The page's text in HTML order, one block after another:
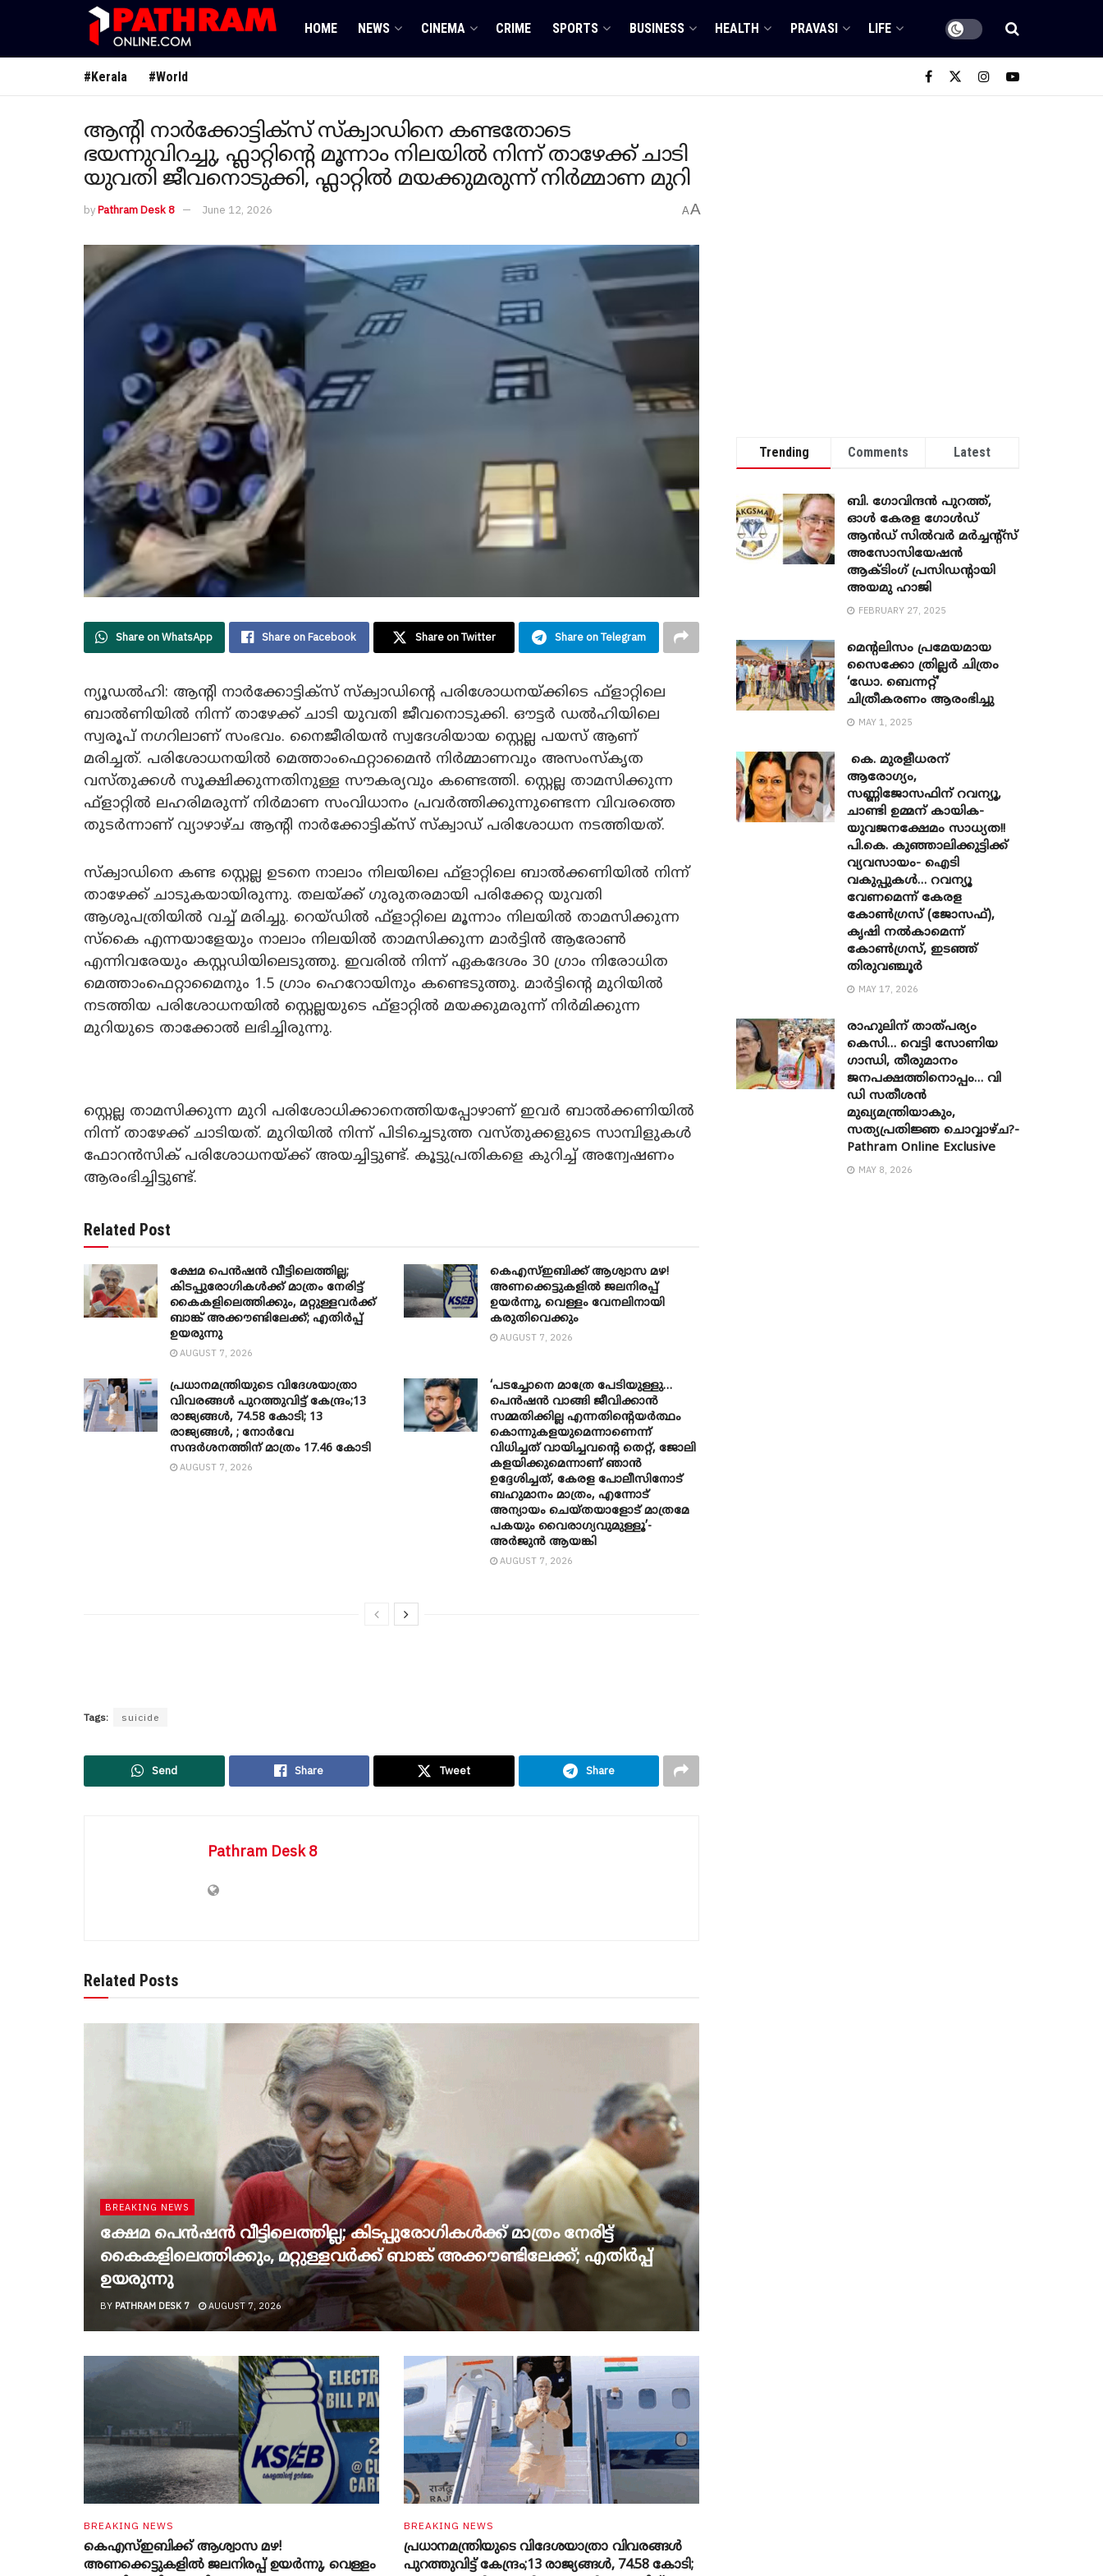
HOME NEWS CINEMA CRIME SPORTS BUSINESS HEALTH PRAVASI LIFE
#Kerala #World
ആന്റി നാര്‍ക്കോട്ടിക്സ് സ്‌ക്വാഡിനെ കണ്ടതോടെ
ഭയന്നുവിറച്ചു, ഫ്ലാറ്റിന്റെ മൂന്നാം നിലയില്‍ നിന്ന് താഴേക്ക് ചാടി
യുവതി ജീവനൊടുക്കി, ഫ്ലാറ്റില്‍ മയക്കുമരുന്ന് നിര്‍മ്മാണ മുറി
byPathram Desk 8 June 12, 2026 AA
Share on WhatsApp Share on Facebook Share on Twitter Share on Telegram
ന്യൂഡല്‍ഹി: ആന്റി നാര്‍ക്കോട്ടിക്സ് സ്‌ക്വാഡിന്റെ പരിശോധനയ്ക്കിടെ ഫ്ളാറ്റിലെ
ബാല്‍ണിയില്‍ നിന്ന് താഴേക്ക് ചാടി യുവതി ജീവനൊടുക്കി. ഔട്ടര്‍ ഡല്‍ഹിയിലെ
സ്വരൂപ് നഗറിലാണ് സംഭവം. നൈജീരിയന്‍ സ്വദേശിയായ സ്റ്റെല്ല പയസ് ആണ്
മരിച്ചത്. പരിശോധനയില്‍ മെത്താംഫെറ്റാമൈന്‍ നിര്‍മ്മാണവും അസംസ്‌കൃത
വസ്തുക്കള്‍ സൂക്ഷിക്കുന്നതിനുള്ള സൗകര്യവും കണ്ടെത്തി. സ്റ്റെല്ല താമസിക്കുന്ന
ഫ്ളാറ്റില്‍ ലഹരിമരുന്ന് നിര്‍മാണ സംവിധാനം പ്രവര്‍ത്തിക്കുന്നുണ്ടെന്ന വിവരത്തെ
തുടര്‍ന്നാണ് വ്യാഴാഴ്ച ആന്റി നാര്‍ക്കോട്ടിക്സ് സ്‌ക്വാഡ് പരിശോധന നടത്തിയത്.
സ്‌ക്വാഡിനെ കണ്ട സ്റ്റെല്ല ഉടനെ നാലാം നിലയിലെ ഫ്ളാറ്റിലെ ബാല്‍ക്കണിയില്‍ നിന്ന്
താഴേക്ക് ചാടുകയായിരുന്നു. തലയ്ക്ക് ഗുരുതരമായി പരിക്കേറ്റ യുവതി
ആശുപത്രിയില്‍ വച്ച് മരിച്ചു. റെയ്ഡില്‍ ഫ്ളാറ്റിലെ മൂന്നാം നിലയില്‍ താമസിക്കുന്ന
സ്‌കൈ എന്നയാളേയും നാലാം നിലയില്‍ താമസിക്കുന്ന മാര്‍ട്ടിന്‍ ആരോണ്‍
എന്നിവരേയും കസ്റ്റഡിയിലെടുത്തു. ഇവരില്‍ നിന്ന് ഏകദേശം 30 ഗ്രാം നിരോധിത
മെത്താംഫെറ്റാമൈനും 1.5 ഗ്രാം ഹെറോയിനും കണ്ടെടുത്തു. മാര്‍ട്ടിന്റെ മുറിയില്‍
നടത്തിയ പരിശോധനയില്‍ സ്റ്റെല്ലയുടെ ഫ്ളാറ്റില്‍ മയക്കുമരുന്ന് നിര്‍മിക്കുന്ന
മുറിയുടെ താക്കോല്‍ ലഭിച്ചിരുന്നു.
സ്റ്റെല്ല താമസിക്കുന്ന മുറി പരിശോധിക്കാനെത്തിയപ്പോഴാണ് ഇവര്‍ ബാല്‍ക്കണിയില്‍
നിന്ന് താഴേക്ക് ചാടിയത്. മുറിയില്‍ നിന്ന് പിടിച്ചെടുത്ത വസ്തുക്കളുടെ സാമ്പിളുകള്‍
ഫോറന്‍സിക് പരിശോധനയ്ക്ക് അയച്ചിട്ടുണ്ട്. കൂട്ടുപ്രതികളെ കുറിച്ച് അന്വേഷണം
ആരംഭിച്ചിട്ടുണ്ട്.
Related Post
ക്ഷേമ പെൻഷൻ വീട്ടിലെത്തില്ല;
കിടപ്പുരോഗികൾക്ക് മാത്രം നേരിട്ട്
കൈകളിലെത്തിക്കും, മറ്റുള്ളവർക്ക്
ബാങ്ക് അക്കൗണ്ടിലേക്ക്; എതിർപ്പ്
ഉയരുന്നു
AUGUST 7, 2026
കെഎസ്ഇബിക്ക് ആശ്വാസ മഴ!
അണക്കെട്ടുകളിൽ ജലനിരപ്പ്
ഉയർന്നു, വെള്ളം വേനലിനായി
കരുതിവെക്കും
AUGUST 7, 2026
പ്രധാനമന്ത്രിയുടെ വിദേശയാത്രാ
വിവരങ്ങൾ പുറത്തുവിട്ട് കേന്ദ്രം;13
രാജ്യങ്ങൾ, 74.58 കോടി; 13
രാജ്യങ്ങൾ, ; നോർവേ
സന്ദർശനത്തിന് മാത്രം 17.46 കോടി
AUGUST 7, 2026
‘പടച്ചോനെ മാത്രേ പേടിയുള്ളു…
പെൻഷൻ വാങ്ങി ജീവിക്കാൻ
സമ്മതിക്കില്ല എന്നതിന്റെയർത്ഥം
കൊന്നുകളയുമെന്നാണെന്ന്
വിധിച്ചത് വായിച്ചവന്റെ തെറ്റ്, ജോലി
കളയിക്കുമെന്നാണ് ഞാൻ
ഉദ്ദേശിച്ചത്, കേരള പോലീസിനോട്
ബഹുമാനം മാത്രം, എന്നോട്
അന്യായം ചെയ്തയാളോട് മാത്രമേ
പകയും വൈരാഗ്യവുമുള്ളൂ’-
അർജുൻ ആയങ്കി
AUGUST 7, 2026
Tags: suicide
Send Share Tweet Share
Pathram Desk 8
Related Posts
BREAKING NEWS
ക്ഷേമ പെൻഷൻ വീട്ടിലെത്തില്ല; കിടപ്പുരോഗികൾക്ക് മാത്രം നേരിട്ട്
കൈകളിലെത്തിക്കും, മറ്റുള്ളവർക്ക് ബാങ്ക് അക്കൗണ്ടിലേക്ക്; എതിർപ്പ്
ഉയരുന്നു
BY PATHRAM DESK 7 AUGUST 7, 2026
BREAKING NEWS
കെഎസ്ഇബിക്ക് ആശ്വാസ മഴ!
അണക്കെട്ടുകളിൽ ജലനിരപ്പ് ഉയർന്നു, വെള്ളം
BREAKING NEWS
പ്രധാനമന്ത്രിയുടെ വിദേശയാത്രാ വിവരങ്ങൾ
പുറത്തുവിട്ട് കേന്ദ്രം;13 രാജ്യങ്ങൾ, 74.58 കോടി;
Trending Comments Latest
ബി. ​ഗോവിന്ദൻ പുറത്ത്,
ഓൾ കേരള ഗോൾഡ്
ആൻഡ് സിൽവർ മർച്ചന്റ്സ്
അസോസിയേഷൻ
ആക്ടിംഗ് പ്രസിഡന്റായി
അയമു ഹാജി
FEBRUARY 27, 2025
മെന്‍റലിസം പ്രമേയമായ
സൈക്കോ ത്രില്ലർ ചിത്രം
‘ഡോ. ബെന്നറ്റ്’
ചിത്രീകരണം ആരംഭിച്ചു
MAY 1, 2025
കെ. മുരളീധരന്
ആരോഗ്യം,
സണ്ണിജോസഫിന് റവന്യൂ,
ചാണ്ടി ഉമ്മന് കായിക-
യുവജനക്ഷേമം സാധ്യത!!
പി.കെ. കുഞ്ഞാലിക്കുട്ടിക്ക്
വ്യവസായം- ഐടി
വകുപ്പുകൾ… റവന്യൂ
വേണമെന്ന് കേരള
കോൺഗ്രസ് (ജോസഫ്),
കൃഷി നൽകാമെന്ന്
കോൺഗ്രസ്, ഇടഞ്ഞ്
തിരുവഞ്ചൂർ
MAY 17, 2026
രാഹുലിന് താത്പര്യം
കെസി… വെട്ടി സോണിയ ​
ഗാന്ധി, തീരുമാനം
ജനപക്ഷത്തിനൊപ്പം… വി
ഡി സതീശൻ
മുഖ്യമന്ത്രിയാകും,
സത്യപ്രതിജ്ഞ ചൊവ്വാഴ്ച?-
Pathram Online Exclusive
MAY 8, 2026